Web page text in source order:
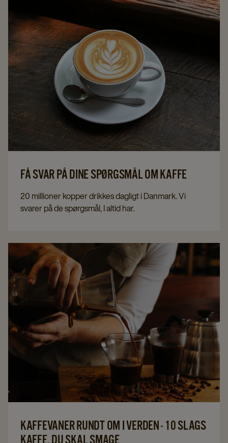
FÅ SVAR PÅ DINE SPØRGSMÅL OM KAFFE
20 millioner kopper drikkes dagligt i Danmark. Vi
svarer på de spørgsmål, I altid har.
KAFFEVANER RUNDT OM I VERDEN - 10 SLAGS
KAFFE, DU SKAL SMAGE